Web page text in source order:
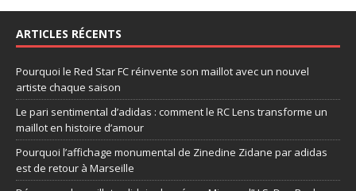
ARTICLES RÉCENTS
Pourquoi le Red Star FC réinvente son maillot avec un nouvel
artiste chaque saison
Le pari sentimental d’adidas : comment le RC Lens transforme un
maillot en histoire d’amour
Pourquoi l’affichage monumental de Zinedine Zidane par adidas
est de retour à Marseille